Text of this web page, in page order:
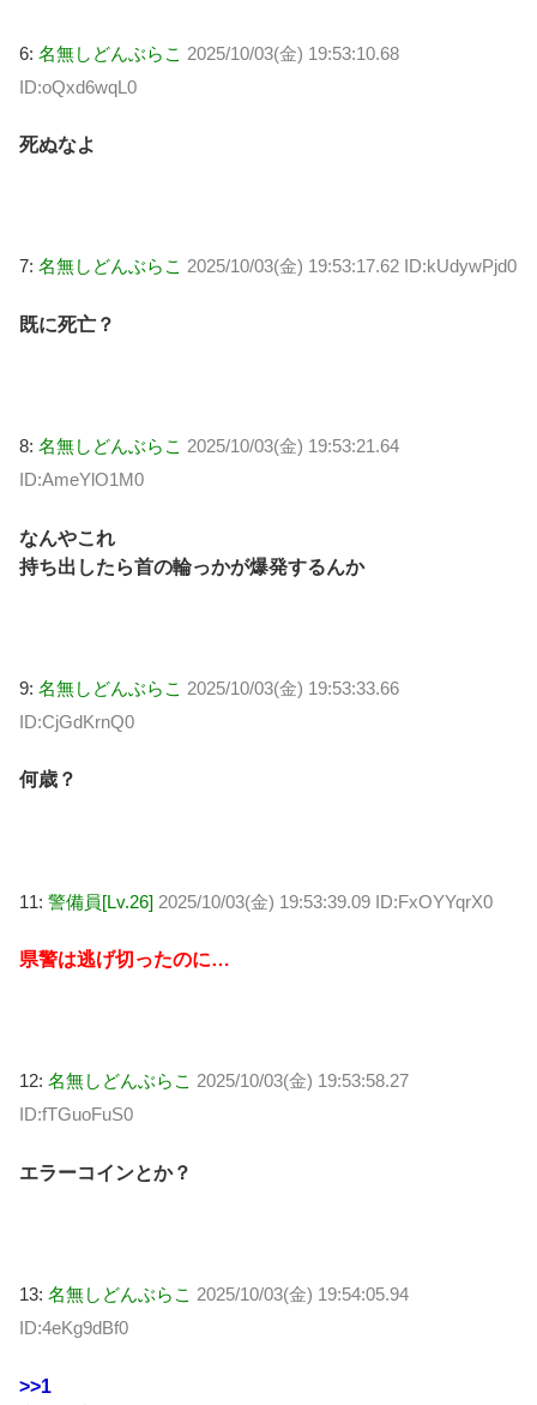
6: 名無しどんぶらこ 2025/10/03(金) 19:53:10.68
ID:oQxd6wqL0
死ぬなよ
7: 名無しどんぶらこ 2025/10/03(金) 19:53:17.62 ID:kUdywPjd0
既に死亡？
8: 名無しどんぶらこ 2025/10/03(金) 19:53:21.64
ID:AmeYlO1M0
なんやこれ
持ち出したら首の輪っかが爆発するんか
9: 名無しどんぶらこ 2025/10/03(金) 19:53:33.66
ID:CjGdKrnQ0
何歳？
11: 警備員[Lv.26] 2025/10/03(金) 19:53:39.09 ID:FxOYYqrX0
県警は逃げ切ったのに…
12: 名無しどんぶらこ 2025/10/03(金) 19:53:58.27
ID:fTGuoFuS0
エラーコインとか？
13: 名無しどんぶらこ 2025/10/03(金) 19:54:05.94
ID:4eKg9dBf0
>>1